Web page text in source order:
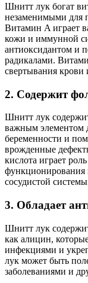
Шнитт лук богат
незаменимыми для
Витамин A играет
кожи и иммунной
антиоксидантом и
радикалами.
свертывания крови
2. Содержит
Шнитт лук
важным элементом
беременности и
врожденные
кислота играет
функционирования
сосудистой
3. Обладает
Шнитт лук
как алицин,
инфекциями и
лук может быть
заболеваниями и